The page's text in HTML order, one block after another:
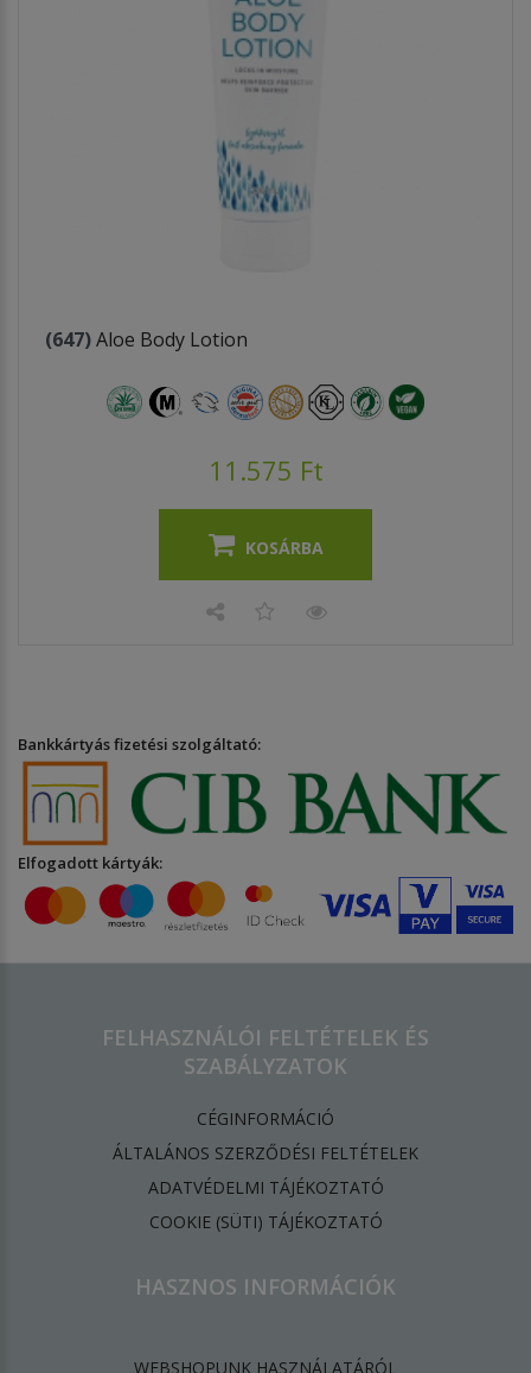
(647)Aloe Body Lotion
11.575 Ft
KOSÁRBA
Bankkártyás fizetési szolgáltató:
Elfogadott kártyák:
FELHASZNÁLÓI FELTÉTELEK ÉS
SZABÁLYZATOK
CÉGINFORMÁCIÓ
ÁLTALÁNOS SZERZŐDÉSI FELTÉTELEK
ADATVÉDELMI TÁJÉKOZTATÓ
​COOKIE (SÜTI) TÁJÉKOZTATÓ
HASZNOS INFORMÁCIÓK
WEBSHOPUNK HASZNÁLATÁRÓL